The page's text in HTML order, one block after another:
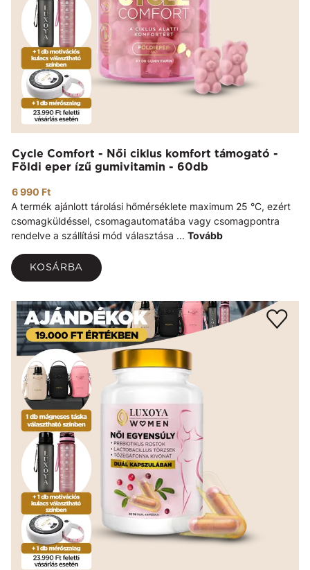
Cycle Comfort - Női ciklus komfort támogató -
Földi eper ízű gumivitamin - 60db
6 990 Ft
A termék ajánlott tárolási hőmérséklete maximum 25 °C, ezért
csomagküldéssel, csomagautomatába vagy csomagpontra
rendelve a szállítási mód választása ... Tovább
KOSÁRBA